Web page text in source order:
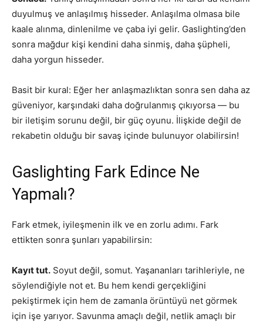
duyulmuş ve anlaşılmış hisseder. Anlaşılma olmasa bile
kaale alınma, dinlenilme ve çaba iyi gelir. Gaslighting’den
sonra mağdur kişi kendini daha sinmiş, daha şüpheli,
daha yorgun hisseder.
Basit bir kural: Eğer her anlaşmazlıktan sonra sen daha az
güveniyor, karşındaki daha doğrulanmış çıkıyorsa — bu
bir iletişim sorunu değil, bir güç oyunu. İlişkide değil de
rekabetin olduğu bir savaş içinde bulunuyor olabilirsin!
Gaslighting Fark Edince Ne
Yapmalı?
Fark etmek, iyileşmenin ilk ve en zorlu adımı. Fark
ettikten sonra şunları yapabilirsin:
Kayıt tut. Soyut değil, somut. Yaşananları tarihleriyle, ne
söylendiğiyle not et. Bu hem kendi gerçekliğini
pekiştirmek için hem de zamanla örüntüyü net görmek
için işe yarıyor. Savunma amaçlı değil, netlik amaçlı bir